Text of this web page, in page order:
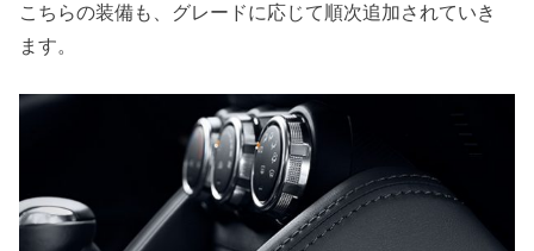
こちらの装備も、グレードに応じて順次追加されていき
ます。